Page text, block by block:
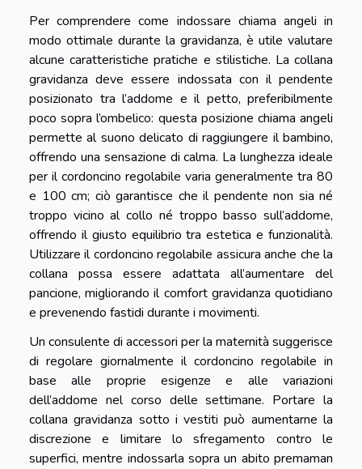
Per comprendere come indossare chiama angeli in
modo ottimale durante la gravidanza, è utile valutare
alcune caratteristiche pratiche e stilistiche. La collana
gravidanza deve essere indossata con il pendente
posizionato tra l’addome e il petto, preferibilmente
poco sopra l’ombelico: questa posizione chiama angeli
permette al suono delicato di raggiungere il bambino,
offrendo una sensazione di calma. La lunghezza ideale
per il cordoncino regolabile varia generalmente tra 80
e 100 cm; ciò garantisce che il pendente non sia né
troppo vicino al collo né troppo basso sull’addome,
offrendo il giusto equilibrio tra estetica e funzionalità.
Utilizzare il cordoncino regolabile assicura anche che la
collana possa essere adattata all’aumentare del
pancione, migliorando il comfort gravidanza quotidiano
e prevenendo fastidi durante i movimenti.
Un consulente di accessori per la maternità suggerisce
di regolare giornalmente il cordoncino regolabile in
base alle proprie esigenze e alle variazioni
dell’addome nel corso delle settimane. Portare la
collana gravidanza sotto i vestiti può aumentarne la
discrezione e limitare lo sfregamento contro le
superfici, mentre indossarla sopra un abito premaman